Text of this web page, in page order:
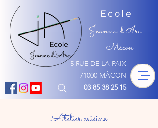
5 RUE DE LA PAIX
71000 MÂCON
03 85 38 25 15
Ecole
Jeanne d'Arc
Mâcon
Atelier cuisine